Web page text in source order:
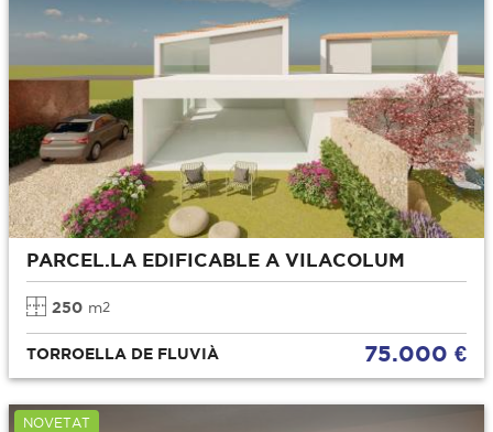
PARCEL.LA EDIFICABLE A VILACOLUM
250 m2
TORROELLA DE FLUVIÀ 75.000 €
NOVETAT